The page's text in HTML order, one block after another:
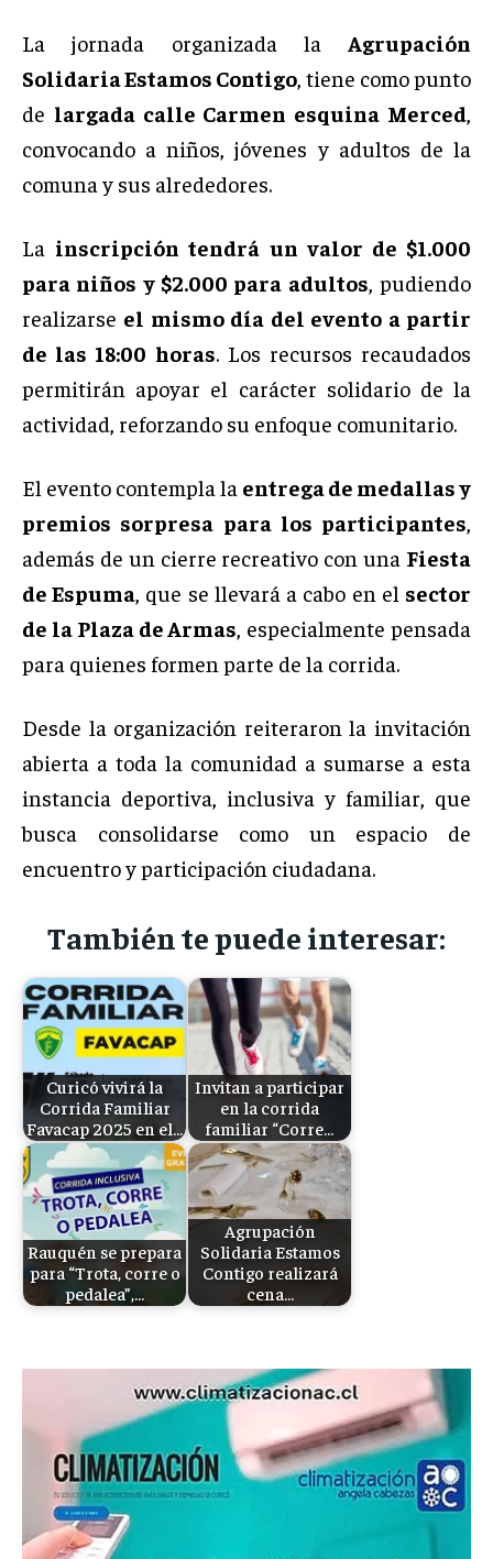
La jornada organizada la Agrupación
Solidaria Estamos Contigo , tiene como punto
de largada calle Carmen esquina Merced
convocando a niños, jóvenes y adultos de la
comuna y sus alrededores.
La inscripción tendrá un valor de $1.000
para niños y $2.000 para adultos , pudiendo
realizarse el mismo día del evento a partir
de las 18:00 horas. Los recursos recaudados
permitirán apoyar el carácter solidario de la
actividad, reforzando su enfoque comunitario.
El evento contempla la entrega de medallas y
premios sorpresa para los participantes
además de un cierre recreativo con una Fiesta
de Espuma , que se llevará a cabo en el sector
de la Plaza de Armas , especialmente pensada
para quienes formen parte de la corrida.
Desde la organización reiteraron la invitación
abierta a toda la comunidad a sumarse a esta
instancia deportiva, inclusiva y familiar, que
busca consolidarse como un espacio de
encuentro y participación ciudadana.
También te puede interesar:
Curicó vivirá la
Corrida Familiar
Favacap 2025 en el…
Invitan a participar
en la corrida
familiar “Corre…
Rauquén se prepara
para “Trota, corre o
pedalea”,…
Agrupación
Solidaria Estamos
Contigo realizará
cena…